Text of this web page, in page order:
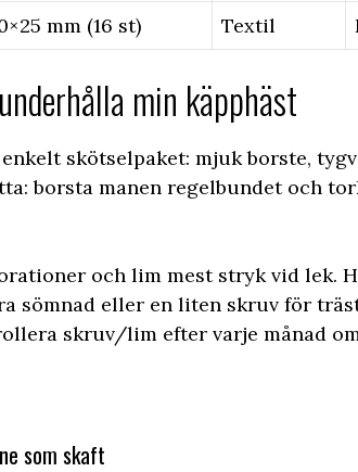
mm (16 st) Textil
min käpphäst
skötselpaket: mjuk borste,
borsta manen regelbundet och
och lim mest stryk vid lek.
sömnad eller en liten skruv för
skruv/lim efter varje månad
som skaft